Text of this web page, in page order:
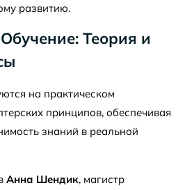
развитию.
Теория и
на практическом
принципов, обеспечивая
знаний в реальной
Анна Шендик, магистр